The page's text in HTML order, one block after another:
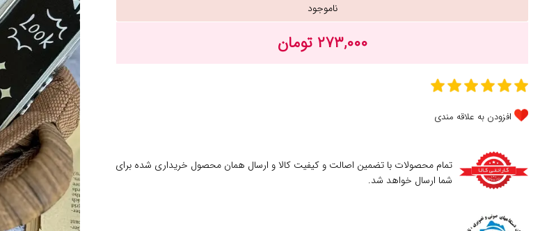
ناموجود
۲۷۳,۰۰۰ تومان
افزودن به علاقه مندی
تمام محصولات با تضمین اصالت و کیفیت کالا و ارسال همان محصول خریداری شده برای
شما ارسال خواهد شد.